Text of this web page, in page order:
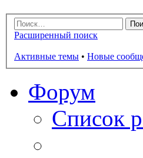
Расширенный поиск
Активные темы • Новые
Форум
Список